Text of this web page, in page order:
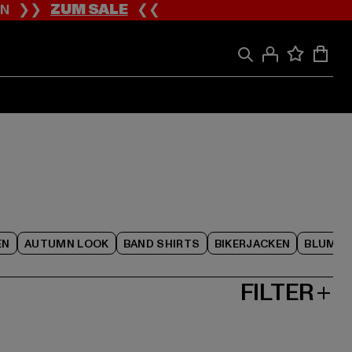
❯❯ZUM SALE❮❮
AUTUMN LOOK BAND SHIRTS BIKERJACKEN
FILTER